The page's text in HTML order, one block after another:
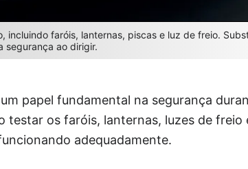
incluindo faróis, lanternas, piscas e luz de freio.
segurança ao dirigir.
papel fundamental na segurança
testar os faróis, lanternas, luzes de freio
adequadamente.